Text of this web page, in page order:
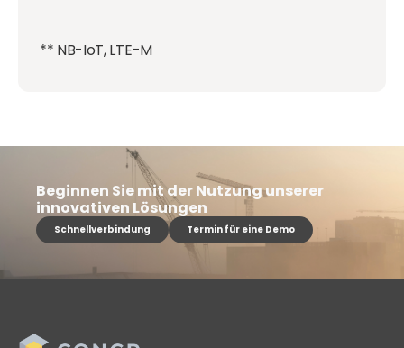
** NB-IoT, LTE-M
Beginnen Sie mit der Nutzung unserer
innovativen Lösungen
Schnellverbindung Termin für eine Demo